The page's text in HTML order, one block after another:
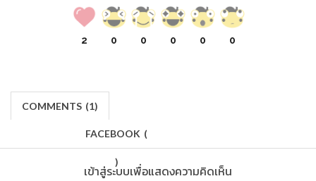
2 0 0 0 0 0
COMMENTS (1)
FACEBOOK (
)
เข้าสู่ระบบเพื่อแสดงความคิดเห็น